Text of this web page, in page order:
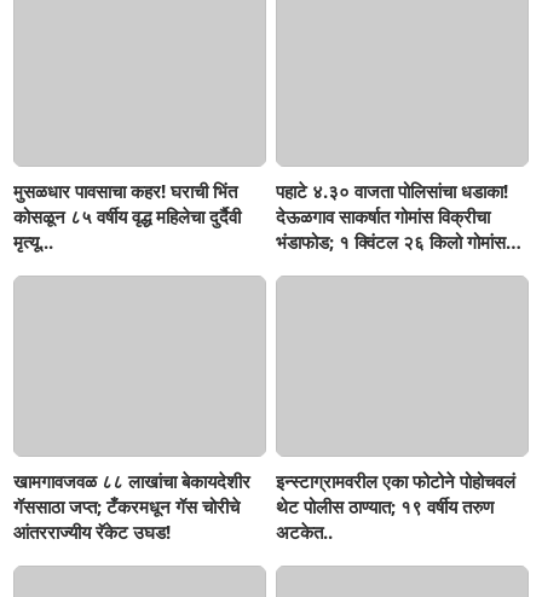
मुसळधार पावसाचा कहर! घराची भिंत
कोसळून ८५ वर्षीय वृद्ध महिलेचा दुर्दैवी
मृत्यू...
पहाटे ४.३० वाजता पोलिसांचा धडाका!
देऊळगाव साकर्षात गोमांस विक्रीचा
भंडाफोड; १ क्विंटल २६ किलो गोमांस
खामगावजवळ ८८ लाखांचा बेकायदेशीर
गॅससाठा जप्त; टँकरमधून गॅस चोरीचे
आंतरराज्यीय रॅकेट उघड!
इन्स्टाग्रामवरील एका फोटोने पोहोचवलं
थेट पोलीस ठाण्यात; १९ वर्षीय तरुण
अटकेत..